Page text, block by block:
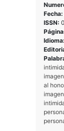
Fecha:
ISSN:
Idioma:
imagen
al
imagen